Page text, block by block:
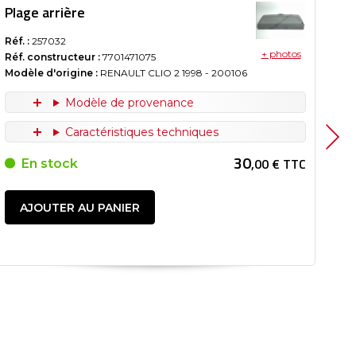
Plage arrière
Réf. : 257032
Réf. constructeur : 7701471075
Modèle d'origine : RENAULT CLIO 2 1998 - 200106
+ photos
Modèle de provenance
Caractéristiques techniques
En stock 30,00 € TTC
AJOUTER AU PANIER